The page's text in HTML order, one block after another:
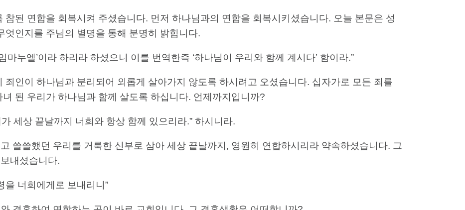
참된 연합을 회복시켜 주셨습니다. 먼저 하나님과의 연합을 회복시키셨습니다. 오늘 본문은 성
엇인지를 주님의 별명을 통해 분명히 밝힙니다.
마누엘’이라 하리라 하셨으니 이를 번역한즉 ‘하나님이 우리와 함께 계시다’ 함이라.”
죄인이 하나님과 분리되어 외롭게 살아가지 않도록 하시려고 오셨습니다. 십자가로 모든 죄를
된 우리가 하나님과 함께 살도록 하십니다. 언제까지입니까?
세상 끝날까지 너희와 항상 함께 있으리라.” 하시니라.
쓸쓸했던 우리를 거룩한 신부로 삼아 세상 끝날까지, 영원히 연합하시리라 약속하셨습니다. 그
내셨습니다.
너희에게로 보내리니”